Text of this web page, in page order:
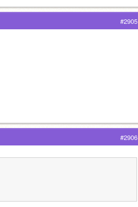
#2905
#2906